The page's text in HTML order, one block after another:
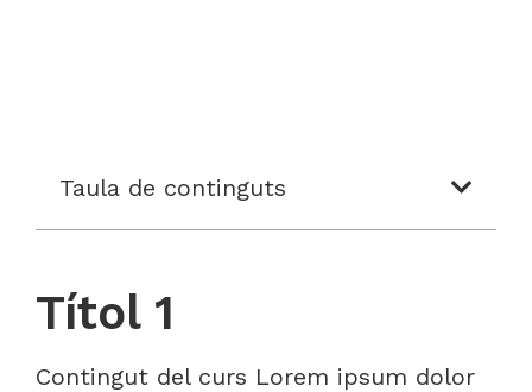
Taula de continguts
Títol 1
Contingut del curs Lorem ipsum dolor